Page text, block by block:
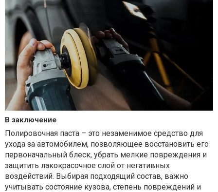
В заключение
Полировочная паста – это незаменимое средство для
ухода за автомобилем, позволяющее восстановить его
первоначальный блеск, убрать мелкие повреждения и
защитить лакокрасочное слой от негативных
воздействий. Выбирая подходящий состав, важно
учитывать состояние кузова, степень повреждений и